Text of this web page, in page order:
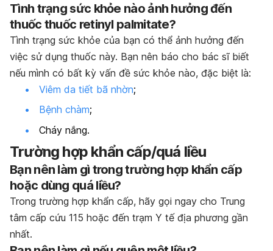
Tình trạng sức khỏe nào ảnh hưởng đến
thuốc thuốc retinyl palmitate?
Tình trạng sức khỏe của bạn có thể ảnh hưởng đến
việc sử dụng thuốc này. Bạn nên báo cho bác sĩ biết
nếu mình có bất kỳ vấn đề sức khỏe nào, đặc biệt là:
Viêm da tiết bã nhờn;
Bệnh chàm;
Cháy nắng.
Trường hợp khẩn cấp/quá liều
Bạn nên làm gì trong trường hợp khẩn cấp
hoặc dùng quá liều?
Trong trường hợp khẩn cấp, hãy gọi ngay cho Trung
tâm cấp cứu 115 hoặc đến trạm Y tế địa phương gần
nhất.